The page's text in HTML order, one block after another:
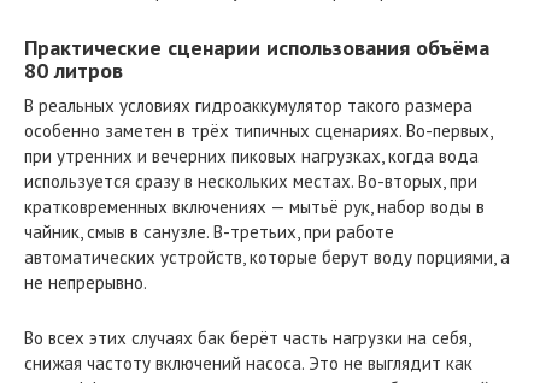
Практические сценарии использования объёма
80 литров
В реальных условиях гидроаккумулятор такого размера
особенно заметен в трёх типичных сценариях. Во-первых,
при утренних и вечерних пиковых нагрузках, когда вода
используется сразу в нескольких местах. Во-вторых, при
кратковременных включениях — мытьё рук, набор воды в
чайник, смыв в санузле. В-третьих, при работе
автоматических устройств, которые берут воду порциями, а
не непрерывно.
Во всех этих случаях бак берёт часть нагрузки на себя,
снижая частоту включений насоса. Это не выглядит как